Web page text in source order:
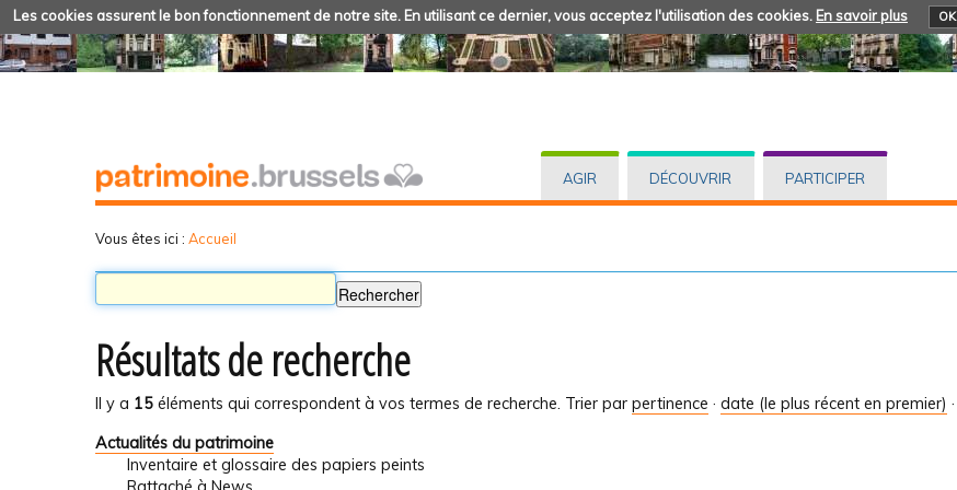
Les cookies assurent le bon fonctionnement de notre site. En utilisant ce dernier, vous acceptez l'utilisation des cookies. En savoir plus OK
AGIR DÉCOUVRIR PARTICIPER
Vous êtes ici : Accueil
Résultats de recherche
Il y a 15 éléments qui correspondent à vos termes de recherche. Trier par pertinence · date (le plus récent en premier) ·
Actualités du patrimoine
Inventaire et glossaire des papiers peints